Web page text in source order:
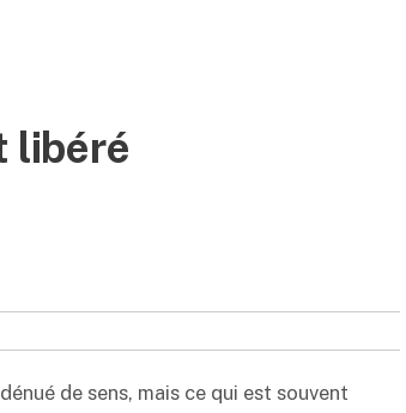
libéré
de sens, mais ce qui est souvent